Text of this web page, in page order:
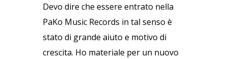
Devo dire che essere entrato nella
PaKo Music Records in tal senso è
stato di grande aiuto e motivo di
crescita. Ho materiale per un nuovo